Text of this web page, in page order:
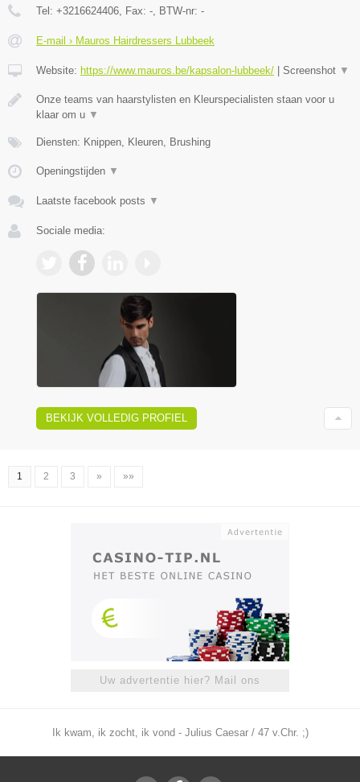
Tel: +3216624406 , Fax: - , BTW-nr: -
E-mail › Mauros Hairdressers Lubbeek
Website: https://www.mauros.be/kapsalon-lubbeek/ Screenshot ▼
Onze teams van haarstylisten en Kleurspecialisten staan voor u
klaar om u ▼
Diensten: Knippen, Kleuren, Brushing
Openingstijden ▼
Laatste facebook posts ▼
Sociale media:
BEKIJK VOLLEDIG PROFIEL
1 2 3 » »»
Uw advertentie hier? Mail ons
Ik kwam, ik zocht, ik vond - Julius Caesar / 47 v.Chr. ;)